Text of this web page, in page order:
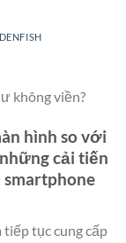
không viền?
hình so với
cải tiến
tiếp tục cung cấp